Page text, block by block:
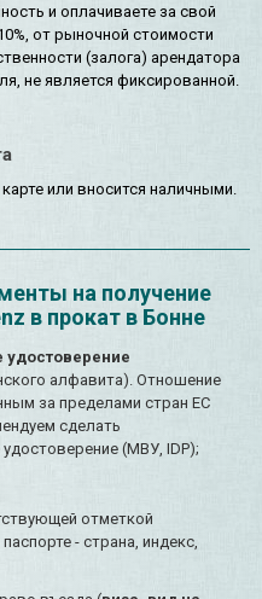
и оплачиваете за свой
от рыночной стоимости
(залога) арендатора
не является фиксированной.
или вносится наличными.
на получение
в прокат в Бонне
удостоверение
алфавита). Отношение
за пределами стран ЕС
сделать
(МВУ, IDP);
отметкой
- страна, индекс,